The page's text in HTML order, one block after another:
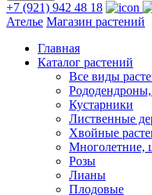
+7 (921) 942 48 18
Ателье Магазин растений
Главная
Каталог растений
Все виды
Кустарники
Лиственные
Хвойные
Многолетние,
Розы
Лианы
Плодовые